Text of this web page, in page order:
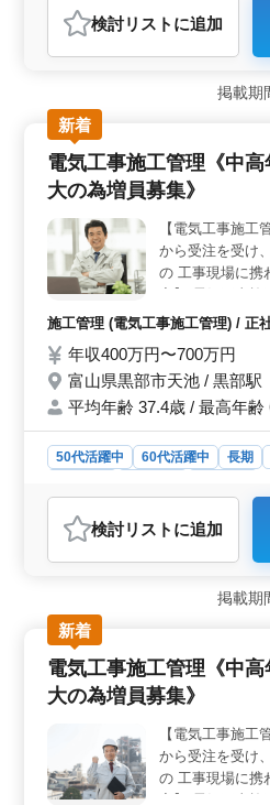
おすすめポイント
＜事業拡大に伴う増員募集＞
事施工管理職での求人です。中
態と柔軟な働き方＞ 正社員、
ど、多様な雇用形態での募集が
方に合わせた雇用形態を選択
格による評価＞ 能力や資格に
円となります。経験豊富な方や
す。
検討リスト に追加
掲載期
新着
電気工事施工管理《中
大の為増員募集》
【電気工事施工
から受注を受け
の 工事現場に携
図の作成 ・工事
者、是非ご応募
歓迎です。 【有
事施工管理技士
施工管理 (電気工事施工管理) / 正
年収400万円〜700万円
富山県黒部市天池 / 黒部駅
平均年齢 37.4歳 / 最高年齢
50代活躍中 60代活躍中 長期
おすすめポイント
＜地域密着での活躍＞ 富山県
管理職での募集となります。地
ら、中高年の方々も活躍して
な雇用形態と働き方＞ 正社員
選択肢があり、ご自身の希望に
選べます。 ＜経験や能力に
660万円ですが、能力や経験に
りがいと報酬が見込めます。
検討リスト に追加
掲載期
新着
電気工事施工管理《中
大の為増員募集》
【電気工事施工
から受注を受け
の 工事現場に携